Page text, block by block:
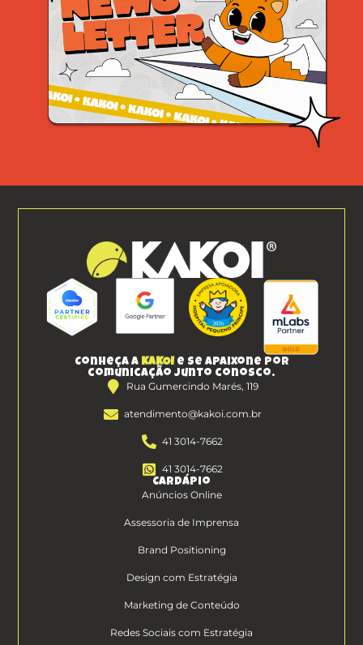
Conheça a KAKOI e se apaixone por
comunicação junto conosco.
Rua Gumercindo Marés, 119
atendimento@kakoi.com.br
41 3014-7662
41 3014-7662
Cardápio
Anúncios Online
Assessoria de Imprensa
Brand Positioning
Design com Estratégia
Marketing de Conteúdo
Redes Sociais com Estratégia